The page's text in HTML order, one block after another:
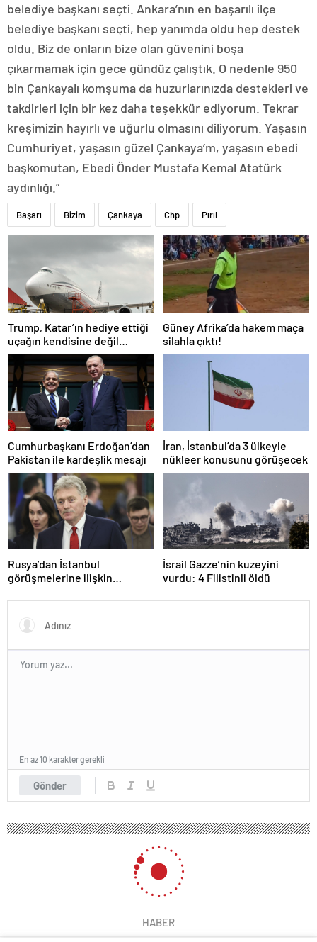
belediye başkanı seçti. Ankara’nın en başarılı ilçe
belediye başkanı seçti, hep yanımda oldu hep destek
oldu. Biz de onların bize olan güvenini boşa
çıkarmamak için gece gündüz çalıştık. O nedenle 950
bin Çankayalı komşuma da huzurlarınızda destekleri ve
takdirleri için bir kez daha teşekkür ediyorum. Tekrar
kreşimizin hayırlı ve uğurlu olmasını diliyorum. Yaşasın
Cumhuriyet, yaşasın güzel Çankaya’m, yaşasın ebedi
başkomutan, Ebedi Önder Mustafa Kemal Atatürk
aydınlığı.”
Başarı Bizim Çankaya Chp Pırıl
Trump, Katar’ın hediye ettiği
uçağın kendisine değil
Pentagon’a verileceğini
açıkladı
Güney Afrika’da hakem maça
silahla çıktı!
Cumhurbaşkanı Erdoğan’dan
Pakistan ile kardeşlik mesajı
İran, İstanbul’da 3 ülkeyle
nükleer konusunu görüşecek
Rusya’dan İstanbul
görüşmelerine ilişkin
İsrail Gazze’nin kuzeyini
vurdu: 4 Filistinli öldü
Gönder
En az 10 karakter gerekli
HABER